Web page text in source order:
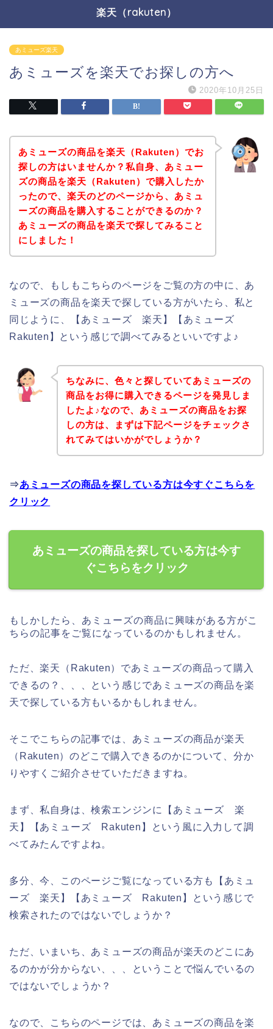
楽天（rakuten）
あミューズ楽天
あミューズを楽天でお探しの方へ
2020年10月25日
あミューズの商品を楽天（Rakuten）でお
探しの方はいませんか？私自身、あミュー
ズの商品を楽天（Rakuten）で購入したか
ったので、楽天のどのページから、あミュ
ーズの商品を購入することができるのか？
あミューズの商品を楽天で探してみること
にしました！
なので、もしもこちらのページをご覧の方の中に、あ
ミューズの商品を楽天で探している方がいたら、私と
同じように、【あミューズ 楽天】【あミューズ
Rakuten】という感じで調べてみるといいですよ♪
ちなみに、色々と探していてあミューズの
商品をお得に購入できるページを発見しま
したよ♪なので、あミューズの商品をお探
しの方は、まずは下記ページをチェックさ
れてみてはいかがでしょうか？
⇒あミューズの商品を探している方は今すぐこちらを
クリック
あミューズの商品を探している方は今す
ぐこちらをクリック
もしかしたら、あミューズの商品に興味がある方がこ
ちらの記事をご覧になっているのかもしれません。
ただ、楽天（Rakuten）であミューズの商品って購入
できるの？、、、という感じであミューズの商品を楽
天で探している方もいるかもしれません。
そこでこちらの記事では、あミューズの商品が楽天
（Rakuten）のどこで購入できるのかについて、分か
りやすくご紹介させていただきますね。
まず、私自身は、検索エンジンに【あミューズ 楽
天】【あミューズ Rakuten】という風に入力して調
べてみたんですよね。
多分、今、このページご覧になっている方も【あミュ
ーズ 楽天】【あミューズ Rakuten】という感じで
検索されたのではないでしょうか？
ただ、いまいち、あミューズの商品が楽天のどこにあ
るのかが分からない、、、ということで悩んでいるの
ではないでしょうか？
なので、こちらのページでは、あミューズの商品を楽